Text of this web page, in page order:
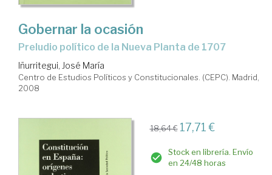
Gobernar la ocasión
preludio político de la Nueva Planta de 1707
Iñurritegui, José María
Centro de Estudios Políticos y Constitucionales. (CEPC). Madrid,
2008
18,64 € 17,71 €
Stock en librería. Envío
en 24/48 horas